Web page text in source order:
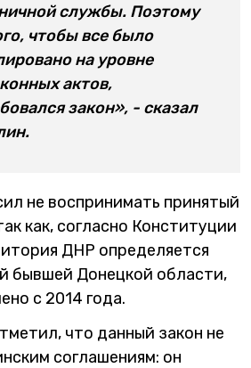
службы. Поэтому
чтобы все было
на уровне
актов,
закон», - сказал
не воспринимать принятый
как, согласно Конституции
ДНР определяется
бывшей Донецкой области,
с 2014 года.
что данный закон не
соглашениям: он